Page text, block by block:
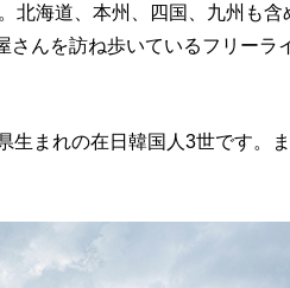
北海道、本州、四国、九州も含
んを訪ね歩いているフリーラ
生まれの在日韓国人3世です。